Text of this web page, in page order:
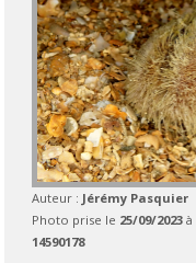
Auteur : Jérémy Pasquier
Photo prise le 25/09/2023à
14590178